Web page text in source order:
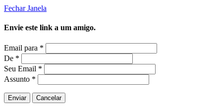
Fechar Janela
Envie este link a um amigo.
Email para *
De *
Seu Email *
Assunto *
Enviar Cancelar